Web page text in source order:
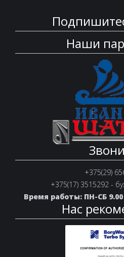
Наши
+375(29)
+375(17) 3515292 -
Время работы: ПН-СБ 9.00
Нас